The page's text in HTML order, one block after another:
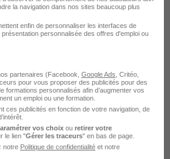
Intégrés pour
Proche
plus de 1 mois
la navigation dans nos sites beaucoup plus
enfin de personnaliser les interfaces de
personnalisée des offres d'emploi ou
partenaires (Facebook, Google Ads , Critéo,
pour vous proposer des publicités pour des
formations personnalisés afin d’augmenter vos
un emploi ou une formation.
ces publicités en fonction de votre navigation, de
vos choix ou retirer votre
le lien "Gérer les traceurs" en bas de page.
notre Politique de confidentialité et notre